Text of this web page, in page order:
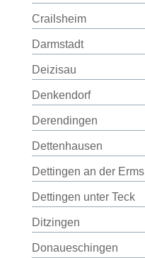
Crailsheim
Darmstadt
Deizisau
Denkendorf
Derendingen
Dettenhausen
Dettingen an der Erms
Dettingen unter Teck
Ditzingen
Donaueschingen